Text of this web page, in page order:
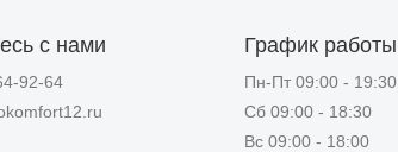
с нами
92-64
График работы
Пн-Пт 09:00 - 19:30
Сб 09:00 - 18:30
Вс 09:00 - 18:00